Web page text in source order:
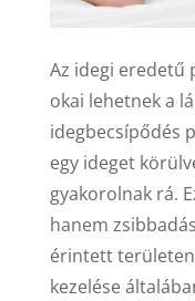
Az idegi eredetű
okai lehetnek a
idegbecsípődés
egy ideget
gyakorolnak rá.
hanem
érintett
kezelése